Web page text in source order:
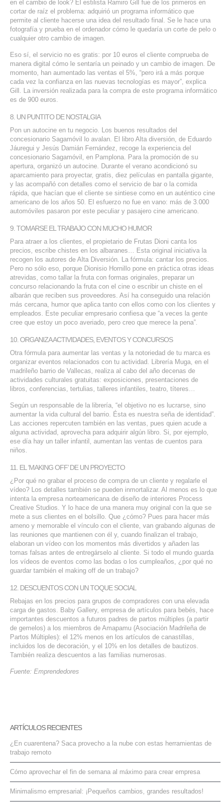
en el cambio de look? El estilista Ramiro Gill fue de los primeros en
cortar de raíz el problema: adquirió un programa informático que
permite al cliente hacerse una idea del resultado final. Se le hace una
fotografía y prueba en el ordenador cómo le quedaría un corte de pelo o
cualquier otro cambio de imagen.
Eso sí, el servicio no es gratis: por 10 euros el cliente comprueba de
manera digital cómo le sentaría un peinado y un cambio de imagen. De
momento, han aumentado las ventas el 5%, “pero irá a más porque
cada vez la confianza en las nuevas tecnologías es mayor”, explica
Gill. La inversión realizada para la compra de este programa informático
es de 900 euros.
8. UN PUNTITO DE NOSTALGIA
Pon un autocine en tu negocio. Los buenos resultados del
concesionario Sagamóvil lo avalan. El libro Alta diversión, de Eduardo
Jáuregui y Jesús Damián Fernández, recoge la experiencia del
concesionario Sagamóvil, en Pamplona. Para la promoción de su
apertura, organizó un autocine. Durante el verano acondicionó su
aparcamiento para proyectar, gratis, diez películas en pantalla gigante,
y las acompañó con detalles como el servicio de bar o la comida
rápida, que hacían que el cliente se sintiese como en un auténtico cine
americano de los años 50. El esfuerzo no fue en vano: más de 3.000
automóviles pasaron por este peculiar y pasajero cine americano.
9. TOMARSE EL TRABAJO CON MUCHO HUMOR
Para atraer a los clientes, el propietario de Frutas Dioni canta los
precios, escribe chistes en los albaranes… Esta original iniciativa la
recogen los autores de Alta Diversión. La fórmula: cantar los precios.
Pero no sólo eso, porque Dionisio Hornillo pone en práctica otras ideas
atrevidas, como tallar la fruta con formas originales, preparar un
concurso relacionando la fruta con el cine o escribir un chiste en el
albarán que reciben sus proveedores. Así ha conseguido una relación
más cercana, humor que aplica tanto con ellos como con los clientes y
empleados. Este peculiar empresario confiesa que “a veces la gente
cree que estoy un poco averiado, pero creo que merece la pena”.
10. ORGANIZA ACTIVIDADES, EVENTOS Y CONCURSOS
Otra fórmula para aumentar las ventas y la notoriedad de tu marca es
organizar eventos relacionados con tu actividad. Librería Muga, en el
madrileño barrio de Vallecas, realiza al cabo del año decenas de
actividades culturales gratuitas: exposiciones, presentaciones de
libros, conferencias, tertulias, talleres infantiles, teatro, títeres…
Según un responsable de la librería, “el objetivo no es lucrarse, sino
aumentar la vida cultural del barrio. Ésta es nuestra seña de identidad”.
Las acciones repercuten también en las ventas, pues quien acude a
alguna actividad, aprovecha para adquirir algún libro. Si, por ejemplo,
ese día hay un taller infantil, aumentan las ventas de cuentos para
niños.
11. EL ‘MAKING OFF’ DE UN PROYECTO
¿Por qué no grabar el proceso de compra de un cliente y regalarle el
vídeo? Los detalles también se pueden inmortalizar. Al menos es lo que
intenta la empresa norteamericana de diseño de interiores Process
Creative Studios. Y lo hace de una manera muy original con la que se
mete a sus clientes en el bolsillo. Que ¿cómo? Pues para hacer más
ameno y memorable el vínculo con el cliente, van grabando algunas de
las reuniones que mantienen con él y, cuando finalizan el trabajo,
elaboran un vídeo con los momentos más divertidos y añaden las
tomas falsas antes de entregárselo al cliente. Si todo el mundo guarda
los vídeos de eventos como las bodas o los cumpleaños, ¿por qué no
guardar también el making off de un trabajo?
12. DESCUENTOS CON UN TOQUE SOCIAL
Rebajas en los precios para grupos de compradores con una elevada
carga de gastos. Baby Gallery, empresa de artículos para bebés, hace
importantes descuentos a futuros padres de partos múltiples (a partir
de gemelos) a los miembros de Amapamu (Asociación Madrileña de
Partos Múltiples): el 12% menos en los artículos de canastillas,
incluidos los de decoración, y el 10% en los detalles de bautizos.
También realiza descuentos a las familias numerosas.
Fuente: Emprendedores
ARTÍCULOS RECIENTES
¿En cuarentena? Saca provecho a la nube con estas herramientas de
trabajo remoto
Cómo aprovechar el fin de semana al máximo para crear empresa
Minimalismo empresarial: ¡Pequeños cambios, grandes resultados!